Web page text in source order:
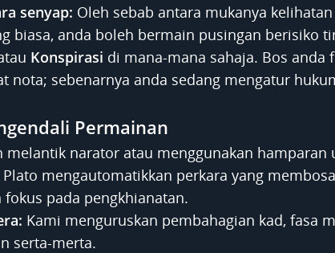
senyap: Oleh sebab antara mukanya
biasa, anda boleh bermain pusingan berisiko
Konspirasi di mana-mana sahaja. Bos anda
nota; sebenarnya anda sedang mengatur
Permainan
melantik narator atau menggunakan hamparan
mengautomatikkan perkara yang
pada pengkhianatan.
Kami menguruskan pembahagian kad, fasa
serta-merta.